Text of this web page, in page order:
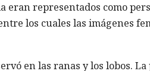
eran representados como
los cuales las imágenes
en las ranas y los lobos.